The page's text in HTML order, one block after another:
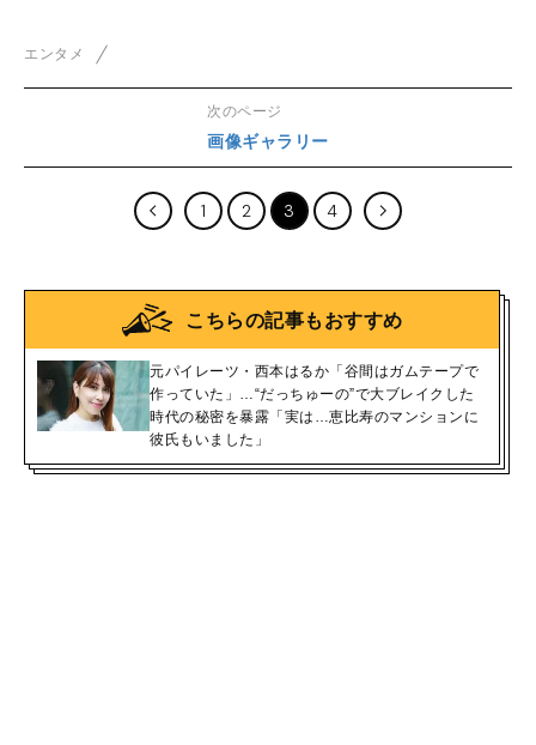
エンタメ
次のページ
画像ギャラリー
1 2 3 4
こちらの記事もおすすめ
元パイレーツ・西本はるか「谷間はガムテープで
作っていた」…“だっちゅーの”で大ブレイクした
時代の秘密を暴露「実は…恵比寿のマンションに
彼氏もいました」